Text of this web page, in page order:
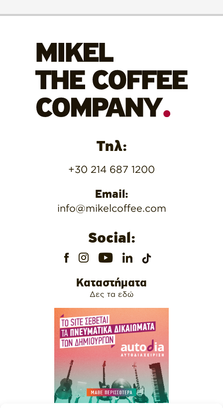
Τηλ:
+30 214 687 1200
Email:
info@mikelcoffee.com
Social:
Καταστήματα
Δες τα εδώ